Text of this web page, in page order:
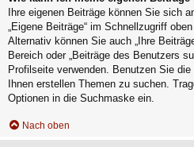
Ihre eigenen Beiträge können Sie sich
„Eigene Beiträge“ im Schnellzugriff
Alternativ können Sie auch „Ihre
Bereich oder „Beiträge des Benutzers
Profilseite verwenden. Benutzen Sie
Ihnen erstellen Themen zu suchen.
Optionen in die Suchmaske ein.
Nach oben